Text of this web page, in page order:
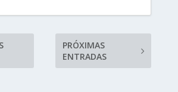
PRÓXIMAS
ENTRADAS